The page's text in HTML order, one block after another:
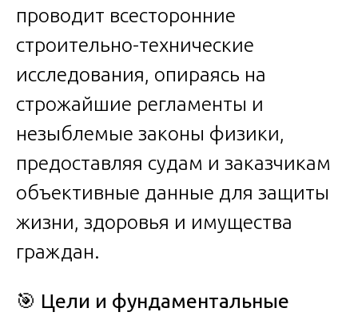
проводит всесторонние
строительно-технические
исследования, опираясь на
строжайшие регламенты и
незыблемые законы физики,
предоставляя судам и заказчикам
объективные данные для защиты
жизни, здоровья и имущества
граждан.
🎯 Цели и фундаментальные